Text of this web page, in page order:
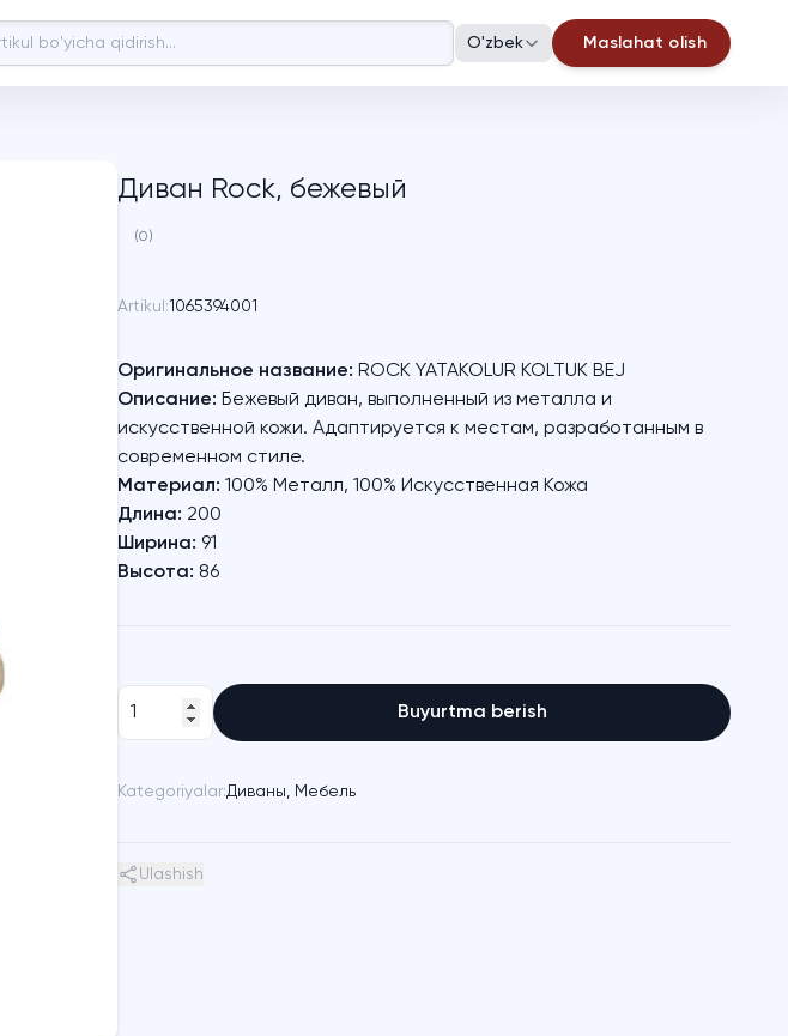
O'zbek Maslahat olish
Диван Rock, бежевый
(0)
Artikul:1065394001
Оригинальное название: ROCK YATAKOLUR KOLTUK BEJ
Описание: Бежевый диван, выполненный из металла и
искусственной кожи. Адаптируется к местам, разработанным в
современном стиле.
Материал: 100% Металл, 100% Искусственная Кожа
Длина: 200
Ширина: 91
Высота: 86
Buyurtma berish
Kategoriyalar:Диваны, Мебель
Ulashish